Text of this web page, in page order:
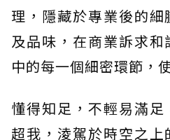
理，隱藏於專業後的
及品味，在商業訴求
中的每一個細密環節，
懂得知足，不輕易滿
超我，淩駕於時空之